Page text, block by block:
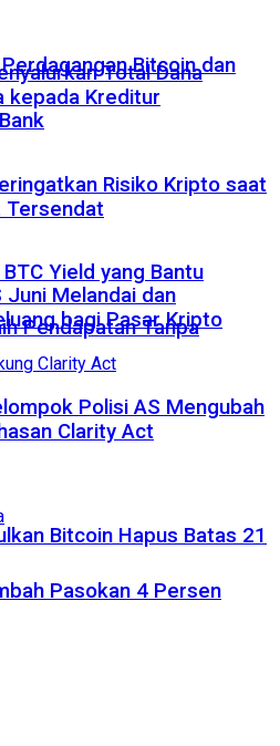
Bitcoin dan
Yield yang Bantu
Pendapatan Tanpa
Bitcoin Hapus Batas 21
Pasokan 4 Persen
Total Dana
kepada Kreditur
Risiko Kripto saat
Tersendat
Juni Melandai dan
bagi Pasar Kripto
Polisi AS Mengubah
Clarity Act